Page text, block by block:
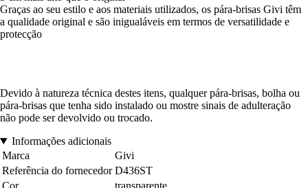
Graças ao seu estilo e aos materiais utilizados, os pára-brisas Givi têm
a qualidade original e são inigualáveis em termos de versatilidade e
protecção
Devido à natureza técnica destes itens, qualquer pára-brisas, bolha ou
pára-brisas que tenha sido instalado ou mostre sinais de adulteração
não pode ser devolvido ou trocado.
Informações adicionais
Marca
Givi
Referência do fornecedor D436ST